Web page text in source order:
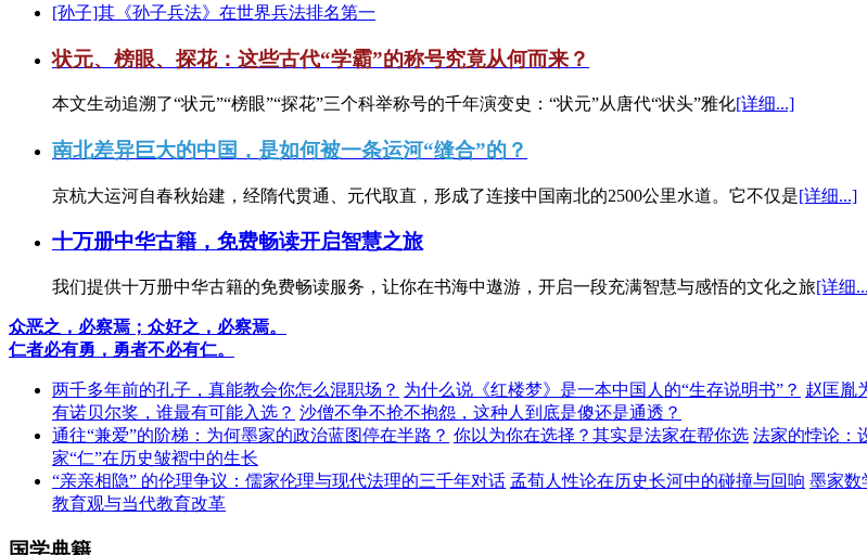
[孙子]其《孙子兵法》在世界兵法排名第一
状元、榜眼、探花：这些古代“学霸”的称号究竟从何而来？
本文生动追溯了“状元”“榜眼”“探花”三个科举称号的千年演变史：“状元”从唐代“状头”雅化[详细...]
南北差异巨大的中国，是如何被一条运河“缝合”的？
京杭大运河自春秋始建，经隋代贯通、元代取直，形成了连接中国南北的2500公里水道。它不仅是[详细...]
十万册中华古籍，免费畅读开启智慧之旅
我们提供十万册中华古籍的免费畅读服务，让你在书海中遨游，开启一段充满智慧与感悟的文化之旅[详细
众恶之，必察焉；众好之，必察焉。
仁者必有勇，勇者不必有仁。
两千多年前的孔子，真能教会你怎么混职场？ 为什么说《红楼梦》是一本中国人的“生存说明书”？ 赵匡胤
有诺贝尔奖，谁最有可能入选？ 沙僧不争不抢不抱怨，这种人到底是傻还是通透？
通往“兼爱”的阶梯：为何墨家的政治蓝图停在半路？ 你以为你在选择？其实是法家在帮你选 法家的悖论：
家“仁”在历史皱褶中的生长
“亲亲相隐” 的伦理争议：儒家伦理与现代法理的三千年对话 孟荀人性论在历史长河中的碰撞与回响 墨家数
教育观与当代教育改革
国学典籍